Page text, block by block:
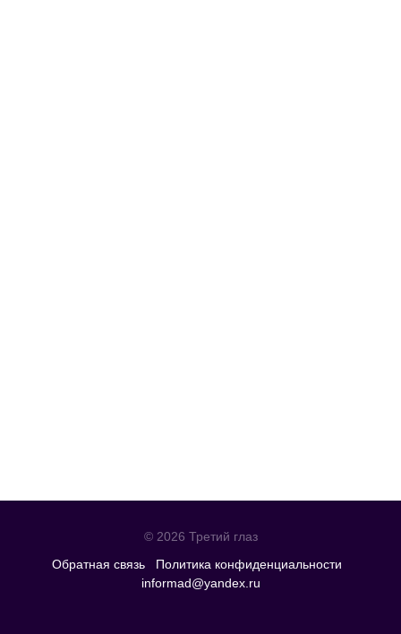
© 2026 Третий глаз
Обратная связь
Политика конфиденциальности
informad@yandex.ru